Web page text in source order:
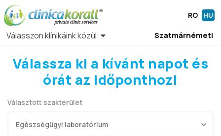
Szatmárnémeti
Válasszon klínikáink közül:
RO HU
Válassza ki a kívánt napot és
órát az időponthoz!
Választott szakterület